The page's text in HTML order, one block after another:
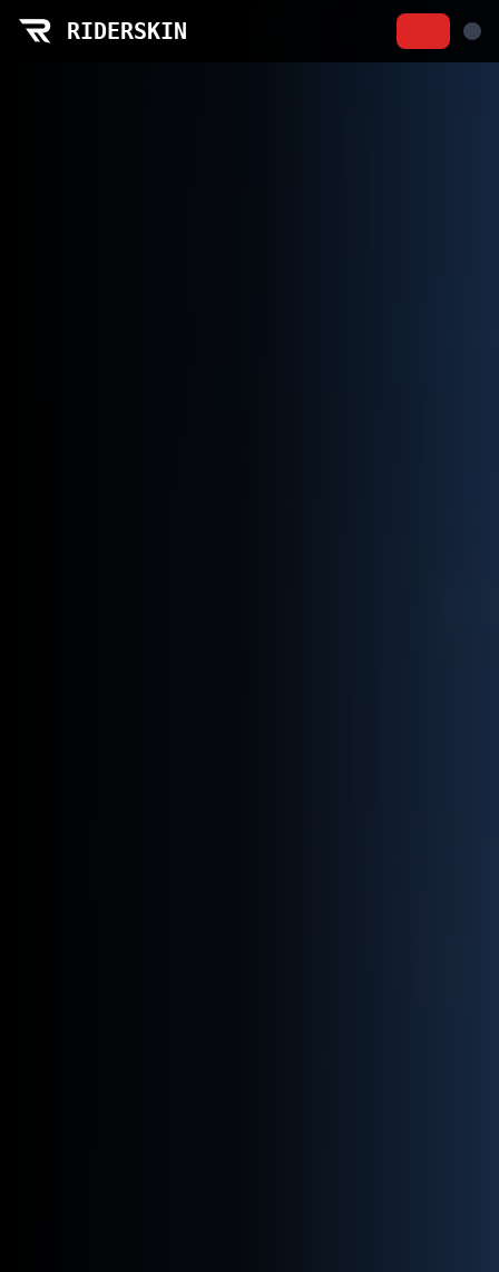
Realisations RiderSkin | Galerie combinaisons moto sur
RIDERSKIN